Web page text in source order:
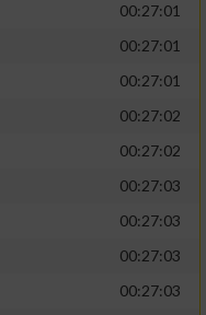
00:27:01
00:27:01
00:27:01
00:27:02
00:27:02
00:27:03
00:27:03
00:27:03
00:27:03